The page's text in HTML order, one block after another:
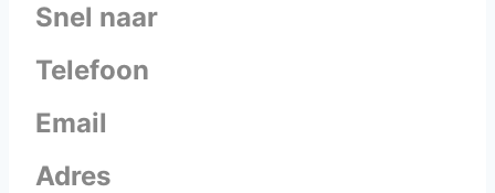
Snel naar
Telefoon
Email
Adres